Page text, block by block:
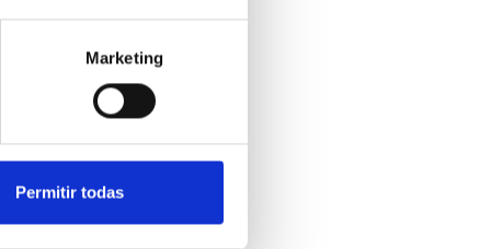
Marketing
Permitir todas
de